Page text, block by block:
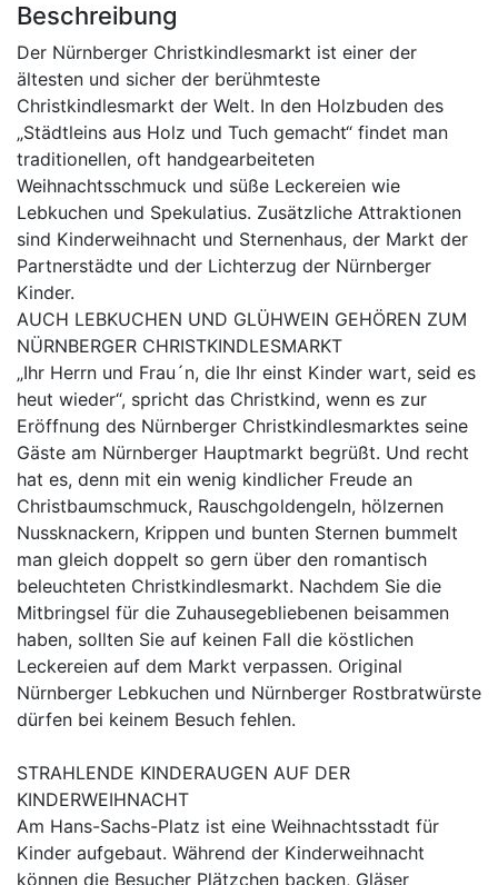
Beschreibung
Der Nürnberger Christkindlesmarkt ist einer der
ältesten und sicher der berühmteste
Christkindlesmarkt der Welt. In den Holzbuden des
„Städtleins aus Holz und Tuch gemacht“ findet man
traditionellen, oft handgearbeiteten
Weihnachtsschmuck und süße Leckereien wie
Lebkuchen und Spekulatius. Zusätzliche Attraktionen
sind Kinderweihnacht und Sternenhaus, der Markt der
Partnerstädte und der Lichterzug der Nürnberger
Kinder.
AUCH LEBKUCHEN UND GLÜHWEIN GEHÖREN ZUM
NÜRNBERGER CHRISTKINDLESMARKT
„Ihr Herrn und Frau´n, die Ihr einst Kinder wart, seid es
heut wieder“, spricht das Christkind, wenn es zur
Eröffnung des Nürnberger Christkindlesmarktes seine
Gäste am Nürnberger Hauptmarkt begrüßt. Und recht
hat es, denn mit ein wenig kindlicher Freude an
Christbaumschmuck, Rauschgoldengeln, hölzernen
Nussknackern, Krippen und bunten Sternen bummelt
man gleich doppelt so gern über den romantisch
beleuchteten Christkindlesmarkt. Nachdem Sie die
Mitbringsel für die Zuhausegebliebenen beisammen
haben, sollten Sie auf keinen Fall die köstlichen
Leckereien auf dem Markt verpassen. Original
Nürnberger Lebkuchen und Nürnberger Rostbratwürste
dürfen bei keinem Besuch fehlen.
STRAHLENDE KINDERAUGEN AUF DER
KINDERWEIHNACHT
Am Hans-Sachs-Platz ist eine Weihnachtsstadt für
Kinder aufgebaut. Während der Kinderweihnacht
können die Besucher Plätzchen backen, Gläser